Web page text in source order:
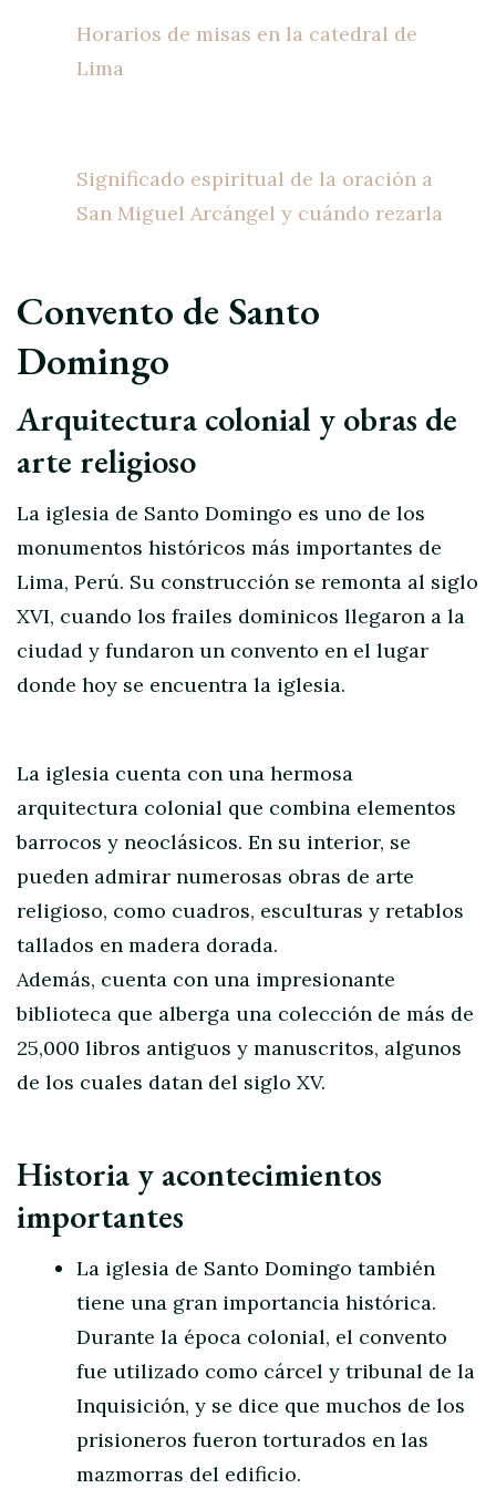
Horarios de misas en la catedral de
Lima
Significado espiritual de la oración a
San Miguel Arcángel y cuándo rezarla
Convento de Santo
Domingo
Arquitectura colonial y obras de
arte religioso
La iglesia de Santo Domingo es uno de los
monumentos históricos más importantes de
Lima, Perú. Su construcción se remonta al siglo
XVI, cuando los frailes dominicos llegaron a la
ciudad y fundaron un convento en el lugar
donde hoy se encuentra la iglesia.
La iglesia cuenta con una hermosa
arquitectura colonial que combina elementos
barrocos y neoclásicos. En su interior, se
pueden admirar numerosas obras de arte
religioso, como cuadros, esculturas y retablos
tallados en madera dorada.
Además, cuenta con una impresionante
biblioteca que alberga una colección de más de
25,000 libros antiguos y manuscritos, algunos
de los cuales datan del siglo XV.
Historia y acontecimientos
importantes
La iglesia de Santo Domingo también
tiene una gran importancia histórica.
Durante la época colonial, el convento
fue utilizado como cárcel y tribunal de la
Inquisición, y se dice que muchos de los
prisioneros fueron torturados en las
mazmorras del edificio.